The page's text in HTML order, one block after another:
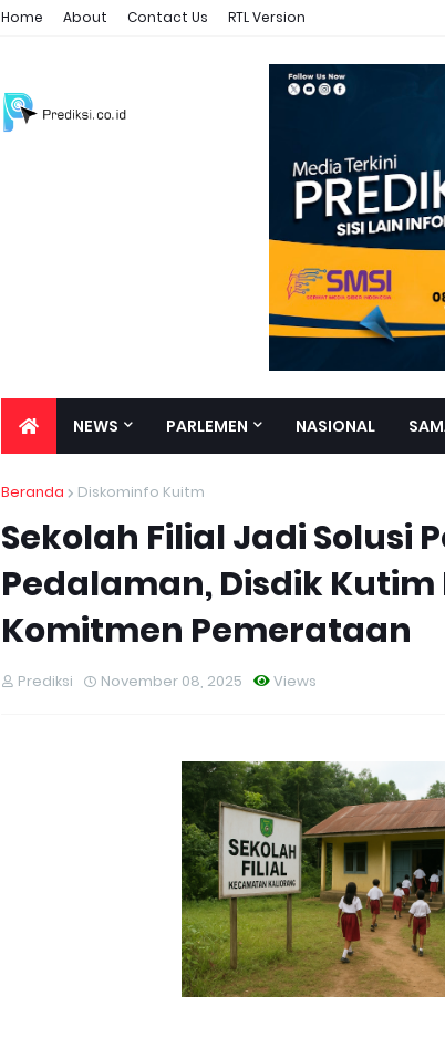
Home About Contact Us RTL Version
NEWS PARLEMEN NASIONAL
Beranda Diskominfo Kuitm
Sekolah Filial Jadi Solusi
Pedalaman, Disdik
Komitmen Pemerataan
Prediksi Views
November 08, 2025